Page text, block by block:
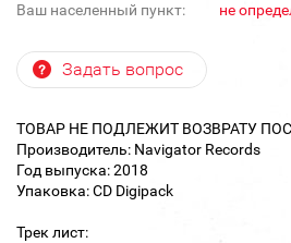
Ваш населенный пункт: не
Задать вопрос
ТОВАР НЕ ПОДЛЕЖИТ ВОЗВРАТУ
Производитель: Navigator Records
Год выпуска: 2018
Упаковка: CD Digipack
Трек лист: